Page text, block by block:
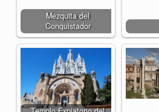
Mezquita del
Conquistador